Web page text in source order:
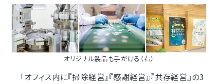
オリジナル製品も手がける（右）
「オフィス内に『掃除経営』『感謝経営』『共存経営』の3